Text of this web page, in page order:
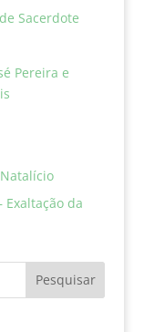
Sacerdote
Pereira e
Exaltação da
Pesquisar